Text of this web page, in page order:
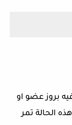
بروز عضو او
الحالة تمر